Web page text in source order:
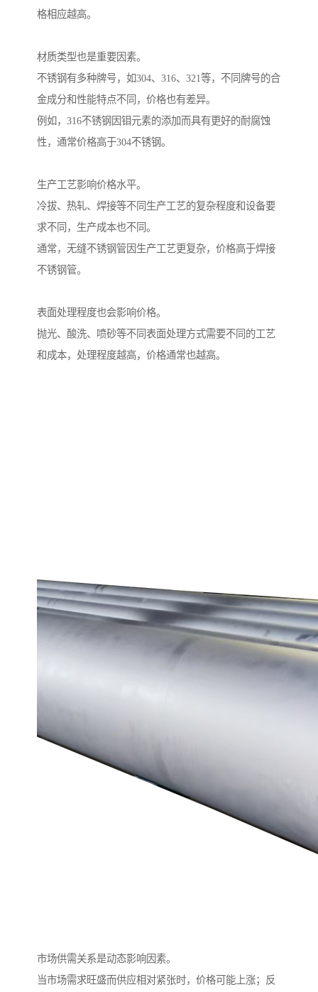
格相应越高。
材质类型也是重要因素。
不锈钢有多种牌号，如304、316、321等，不同牌号的合
金成分和性能特点不同，价格也有差异。
例如，316不锈钢因钼元素的添加而具有更好的耐腐蚀
性，通常价格高于304不锈钢。
生产工艺影响价格水平。
冷拔、热轧、焊接等不同生产工艺的复杂程度和设备要
求不同，生产成本也不同。
通常，无缝不锈钢管因生产工艺更复杂，价格高于焊接
不锈钢管。
表面处理程度也会影响价格。
抛光、酸洗、喷砂等不同表面处理方式需要不同的工艺
和成本，处理程度越高，价格通常也越高。
市场供需关系是动态影响因素。
当市场需求旺盛而供应相对紧张时，价格可能上涨；反